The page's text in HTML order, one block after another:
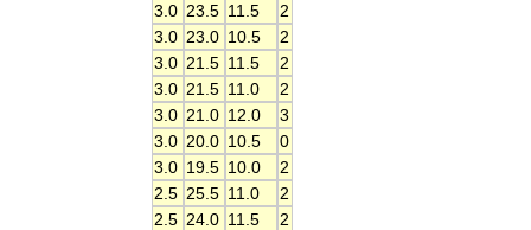
3.0 23.5 11.5
2
3.0 23.0 10.5
2
3.0 21.5 11.5
2
3.0 21.5 11.0
2
3.0 21.0 12.0
3
3.0 20.0 10.5
0
3.0 19.5 10.0
2
2.5 25.5 11.0
2
2.5 24.0 11.5 2